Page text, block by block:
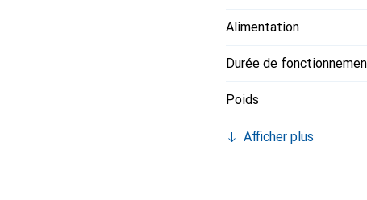
Alimentation
Durée de
Poids
Afficher plus